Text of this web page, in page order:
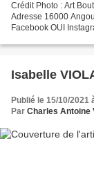
Crédit Photo : Art
Adresse 16000
Facebook OUI
Isabelle
Publié le 15/10/2021
Par Charles Antoine